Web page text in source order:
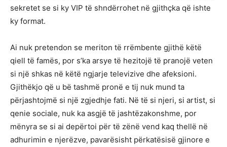
sekretet se si ky VIP të shndërrohet në gjithçka që ishte
ky format.
Ai nuk pretendon se meriton të rrëmbente gjithë këtë
qiell të famës, por s’ka arsye të hezitojë të pranojë veten
si një shkas në këtë ngjarje televizive dhe afeksioni.
Gjithëkjo që u bë tashmë pronë e tij nuk mund ta
përjashtojmë si një zgjedhje fati. Në të si njeri, si artist, si
qenie sociale, nuk ka asgjë të jashtëzakonshme, por
mënyra se si ai depërtoi për të zënë vend kaq thellë në
adhurimin e njerëzve, pavarësisht përkatësisë gjinore e